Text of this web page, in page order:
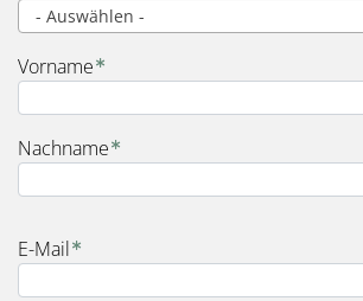
- Auswählen -
Vorname
Nachname
E-Mail